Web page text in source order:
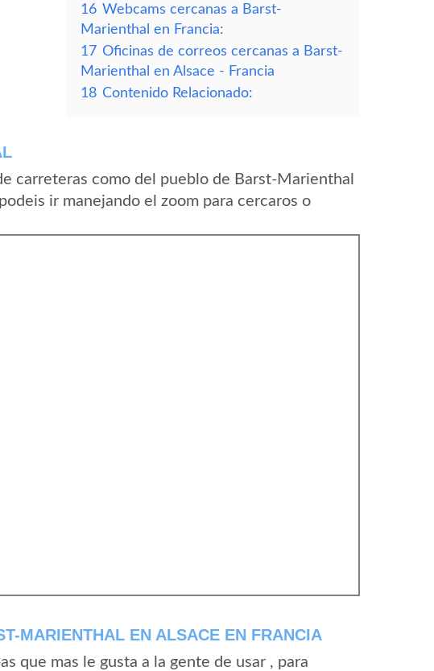
16 Webcams cercanas a Barst-
Marienthal en Francia:
17 Oficinas de correos cercanas a Barst-
Marienthal en Alsace - Francia
18 Contenido Relacionado:
carreteras como del pueblo de Barst-Marienthal
ir manejando el zoom para cercaros o
MARIENTHAL EN ALSACE EN FRANCIA
que mas le gusta a la gente de usar , para